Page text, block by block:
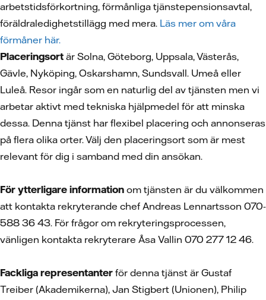
arbetstidsförkortning, förmånliga tjänstepensionsavtal,
föräldraledighetstillägg med mera. Läs mer om våra
förmåner här.
Placeringsort är Solna, Göteborg, Uppsala, Västerås,
Gävle, Nyköping, Oskarshamn, Sundsvall. Umeå eller
Luleå. Resor ingår som en naturlig del av tjänsten men vi
arbetar aktivt med tekniska hjälpmedel för att minska
dessa. Denna tjänst har flexibel placering och annonseras
på flera olika orter. Välj den placeringsort som är mest
relevant för dig i samband med din ansökan.
För ytterligare information om tjänsten är du välkommen
att kontakta rekryterande chef Andreas Lennartsson 070-
588 36 43. För frågor om rekryteringsprocessen,
vänligen kontakta rekryterare Åsa Vallin 070 277 12 46.
Fackliga representanter för denna tjänst är Gustaf
Treiber (Akademikerna), Jan Stigbert (Unionen), Philip